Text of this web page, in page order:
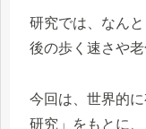
研究では、なん
後の歩く速さや
今回は、世界的
研究」をもとに、